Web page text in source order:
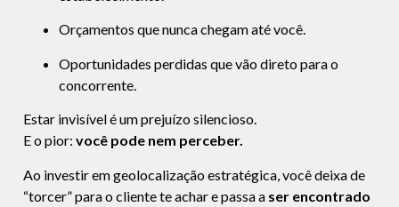
Orçamentos que nunca chegam até você.
Oportunidades perdidas que vão direto para o
concorrente.
Estar invisível é um prejuízo silencioso.
E o pior: você pode nem perceber.
Ao investir em geolocalização estratégica, você deixa de
“torcer” para o cliente te achar e passa a ser encontrado